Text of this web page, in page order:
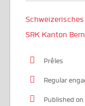
SRK Kanton
Prêles
Regular
Published